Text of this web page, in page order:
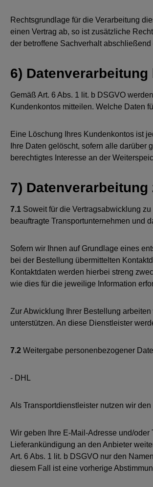
Rechtsgrundlage für die Verarbeitung
einen Vertrag ab, so ist zusätzliche
der betroffene Sachverhalt
6)
Gemäß Art. 6 Abs. 1 lit. b DSGVO
Kundenkontos mitteilen. Welche Daten
Eine Löschung Ihres Kundenkontos ist
Ihre Daten gelöscht, sofern alle
berechtigtes Interesse an der
7)
7.1 Soweit für die Vertragsabwicklung
beauftragte Transportunternehmen und
Sofern wir Ihnen auf Grundlage eines
bei der Bestellung übermittelten
Kontaktdaten werden hierbei streng
wie dies für die jeweilige Information
Zur Abwicklung Ihrer Bestellung
unterstützen. An diese Dienstleister
7.2 Weitergabe personenbezogener
- DHL
Als Transportdienstleister nutzen wir
Wir geben Ihre E-Mail-Adresse und/
Lieferankündigung an den Anbieter
Art. 6 Abs. 1 lit. b DSGVO nur den
diesem Fall ist eine vorherige